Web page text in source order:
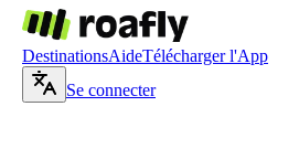
DestinationsAideTélécharger l'App
Se connecter